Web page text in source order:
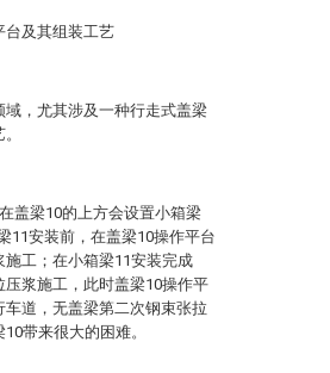
台及其组装工艺
，尤其涉及一种行走式盖梁
盖梁10的上方会设置小箱梁
11安装前，在盖梁10操作平台
工；在小箱梁11安装完成
浆施工，此时盖梁10操作平
道，无盖梁第二次钢束张拉
带来很大的困难。